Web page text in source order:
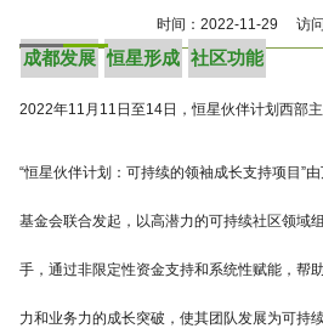
成都发展 恒星形成 社区功能
时间：2022-11-29 访
2022年11月11日至14日，恒星伙伴计划西部主
“恒星伙伴计划：可持续的领袖成长支持项目”
基金会联合发起，以高潜力的可持续社区领域
手，通过非限定性资金支持和系统性赋能，帮
力和业务力的成长突破，使其团队发展为可持